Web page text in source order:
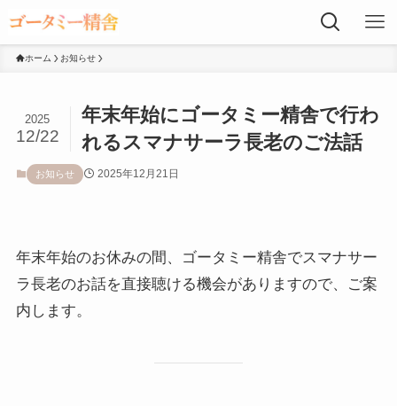
ホーム お知らせ
年末年始にゴータミー精舎で行わ
れるスマナサーラ長老のご法話
2025
12/22
お知らせ 2025年12月21日
年末年始のお休みの間、ゴータミー精舎でスマナサー
ラ長老のお話を直接聴ける機会がありますので、ご案
内します。